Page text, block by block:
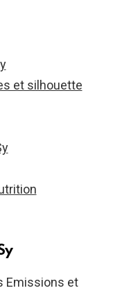
et silhouette
Emissions et